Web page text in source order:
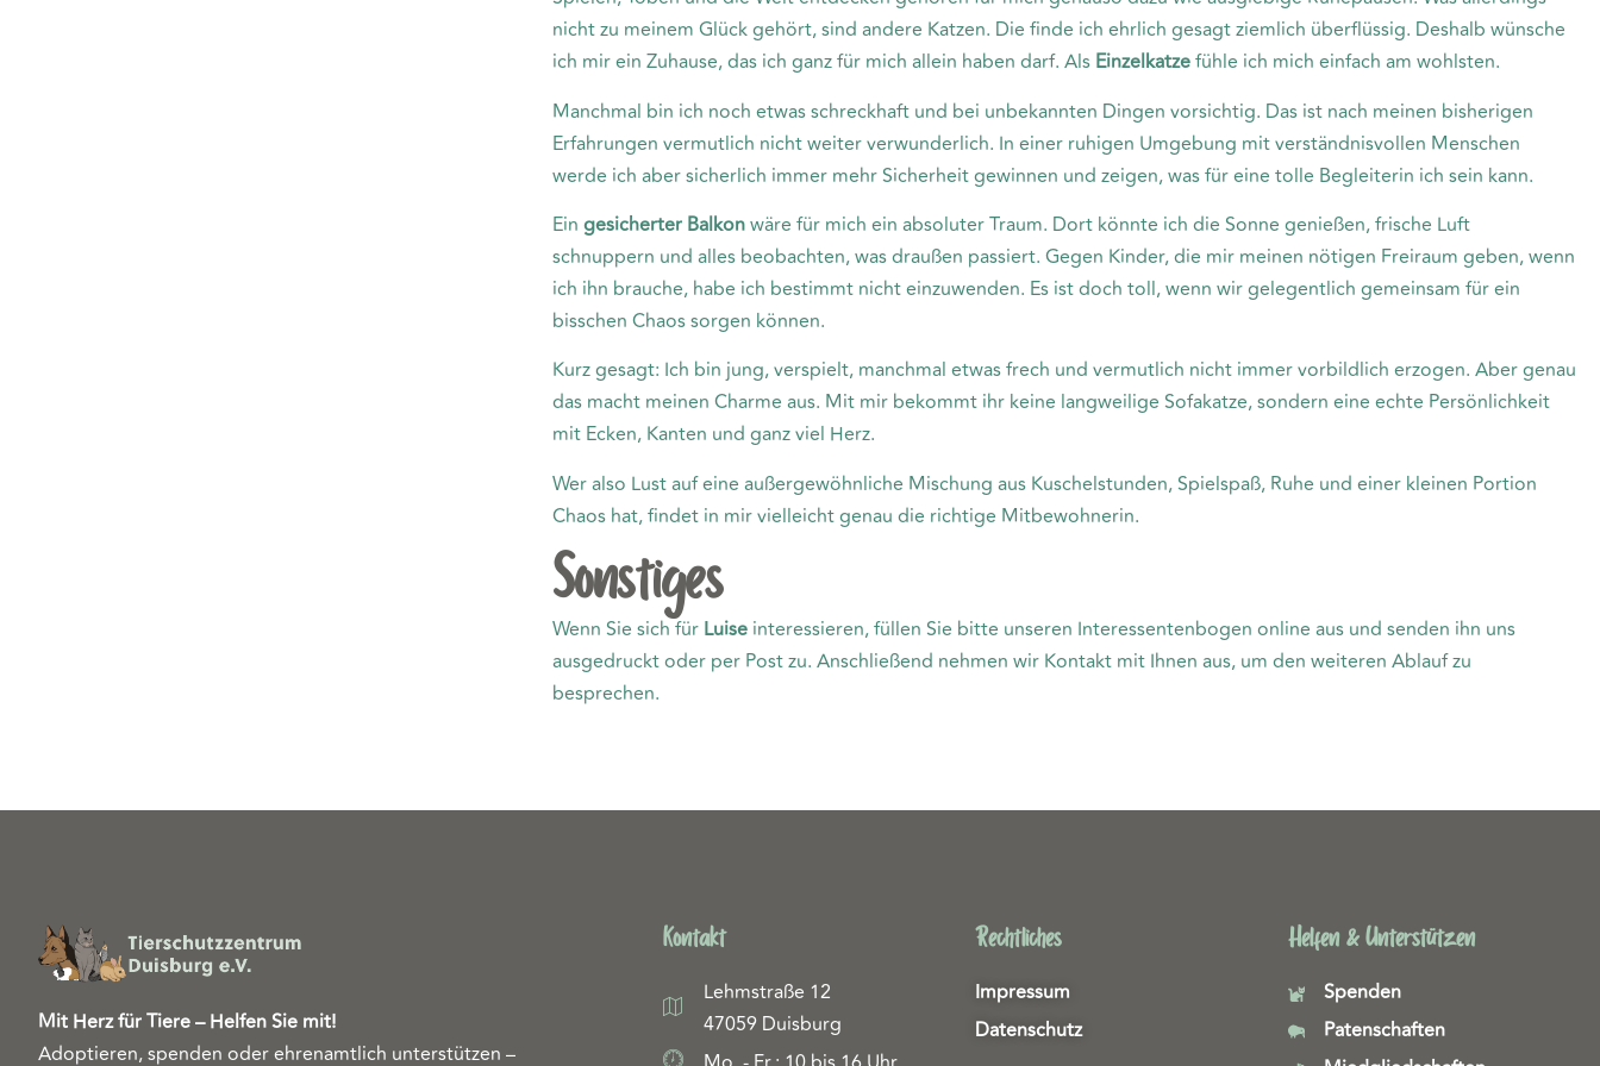
nicht zu meinem Glück gehört, sind andere Katzen. Die finde ich ehrlich gesagt ziemlich überflüssig. Deshalb wünsche
ich mir ein Zuhause, das ich ganz für mich allein haben darf. Als Einzelkatzefühle ich mich einfach am wohlsten.
Manchmal bin ich noch etwas schreckhaft und bei unbekannten Dingen vorsichtig. Das ist nach meinen bisherigen
Erfahrungen vermutlich nicht weiter verwunderlich. In einer ruhigen Umgebung mit verständnisvollen Menschen
werde ich aber sicherlich immer mehr Sicherheit gewinnen und zeigen, was für eine tolle Begleiterin ich sein kann.
Ein gesicherter Balkonwäre für mich ein absoluter Traum. Dort könnte ich die Sonne genießen, frische Luft
schnuppern und alles beobachten, was draußen passiert. Gegen Kinder, die mir meinen nötigen Freiraum geben, wenn
ich ihn brauche, habe ich bestimmt nicht einzuwenden. Es ist doch toll, wenn wir gelegentlich gemeinsam für ein
bisschen Chaos sorgen können.
Kurz gesagt: Ich bin jung, verspielt, manchmal etwas frech und vermutlich nicht immer vorbildlich erzogen. Aber genau
das macht meinen Charme aus. Mit mir bekommt ihr keine langweilige Sofakatze, sondern eine echte Persönlichkeit
mit Ecken, Kanten und ganz viel Herz.
Wer also Lust auf eine außergewöhnliche Mischung aus Kuschelstunden, Spielspaß, Ruhe und einer kleinen Portion
Chaos hat, findet in mir vielleicht genau die richtige Mitbewohnerin.
Sonstiges
Wenn Sie sich für Luiseinteressieren, füllen Sie bitte unseren Interessentenbogen online aus und senden ihn uns
ausgedruckt oder per Post zu. Anschließend nehmen wir Kontakt mit Ihnen aus, um den weiteren Ablauf zu
besprechen.
Mit Herz für Tiere – Helfen Sie mit!
Adoptieren, spenden oder ehrenamtlich unterstützen –
Kontakt
Lehmstraße 12
47059 Duisburg
Rechtliches
Impressum
Datenschutz
Helfen & Unterstützen
Spenden
Patenschaften